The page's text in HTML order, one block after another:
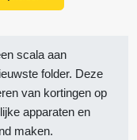
scala aan
folder. Deze
van kortingen op
apparaten en
maken.